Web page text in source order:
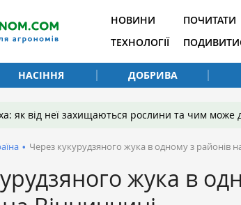
НОВИНИ
ТЕХНОЛОГІЇ
ПОЧИТАТИ
НАСІННЯ ДОБРИВА
як від неї захищаються рослини та чим може
• Через кукурудзяного жука в одному з районів
жука в